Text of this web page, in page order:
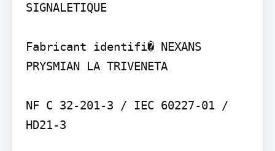
SIGNALETIQUE
Fabricant identifi� NEXANS
PRYSMIAN LA TRIVENETA
NF C 32-201-3 / IEC 60227-01 /
HD21-3